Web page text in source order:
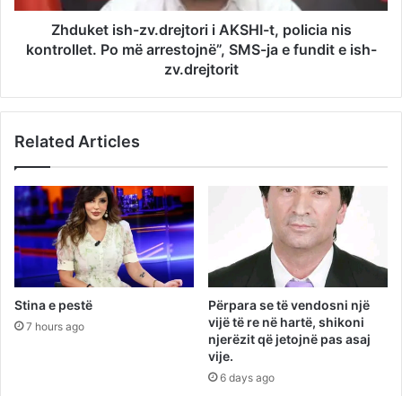
Zhduket ish-zv.drejtori i AKSHI-t, policia nis
kontrollet. Po më arrestojnë”, SMS-ja e fundit e ish-
zv.drejtorit
Related Articles
Stina e pestë
7 hours ago
Përpara se të vendosni një
vijë të re në hartë, shikoni
njerëzit që jetojnë pas asaj
vije.
6 days ago